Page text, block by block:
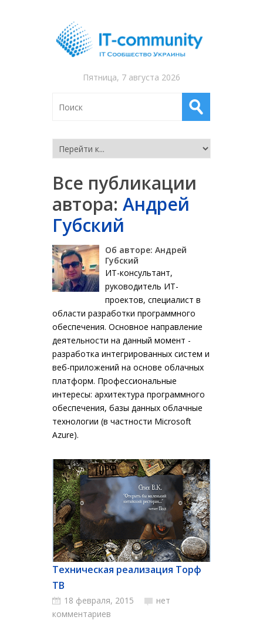
Пятница, 7 августа 2026
Все публикации
автора: Андрей
Губский
Об авторе: Андрей
Губский
ИТ-консультант,
руководитель ИТ-
проектов, специалист в
области разработки программного
обеспечения. Основное направление
деятельности на данный момент -
разработка интегрированных систем и
веб-приложений на основе облачных
платформ. Профессиональные
интересы: архитектура программного
обеспечения, базы данных облачные
технологии (в частности Microsoft
Azure).
Техническая реализация Торф
ТВ
18 февраля, 2015
нет
комментариев